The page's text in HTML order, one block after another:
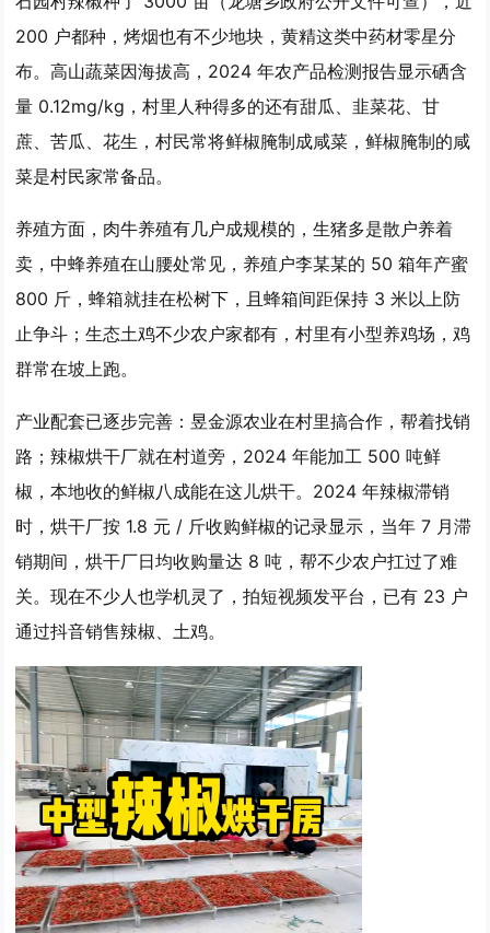
200 户都种，烤烟也有不少地块，黄精这类中药材零星分
布。高山蔬菜因海拔高，2024 年农产品检测报告显示硒含
量 0.12mg/kg，村里人种得多的还有甜瓜、韭菜花、甘
蔗、苦瓜、花生，村民常将鲜椒腌制成咸菜，鲜椒腌制的咸
菜是村民家常备品。
养殖方面，肉牛养殖有几户成规模的，生猪多是散户养着
卖，中蜂养殖在山腰处常见，养殖户李某某的 50 箱年产蜜
800 斤，蜂箱就挂在松树下，且蜂箱间距保持 3 米以上防
止争斗；生态土鸡不少农户家都有，村里有小型养鸡场，鸡
群常在坡上跑。
产业配套已逐步完善：昱金源农业在村里搞合作，帮着找销
路；辣椒烘干厂就在村道旁，2024 年能加工 500 吨鲜
椒，本地收的鲜椒八成能在这儿烘干。2024 年辣椒滞销
时，烘干厂按 1.8 元 / 斤收购鲜椒的记录显示，当年 7 月滞
销期间，烘干厂日均收购量达 8 吨，帮不少农户扛过了难
关。现在不少人也学机灵了，拍短视频发平台，已有 23 户
通过抖音销售辣椒、土鸡。